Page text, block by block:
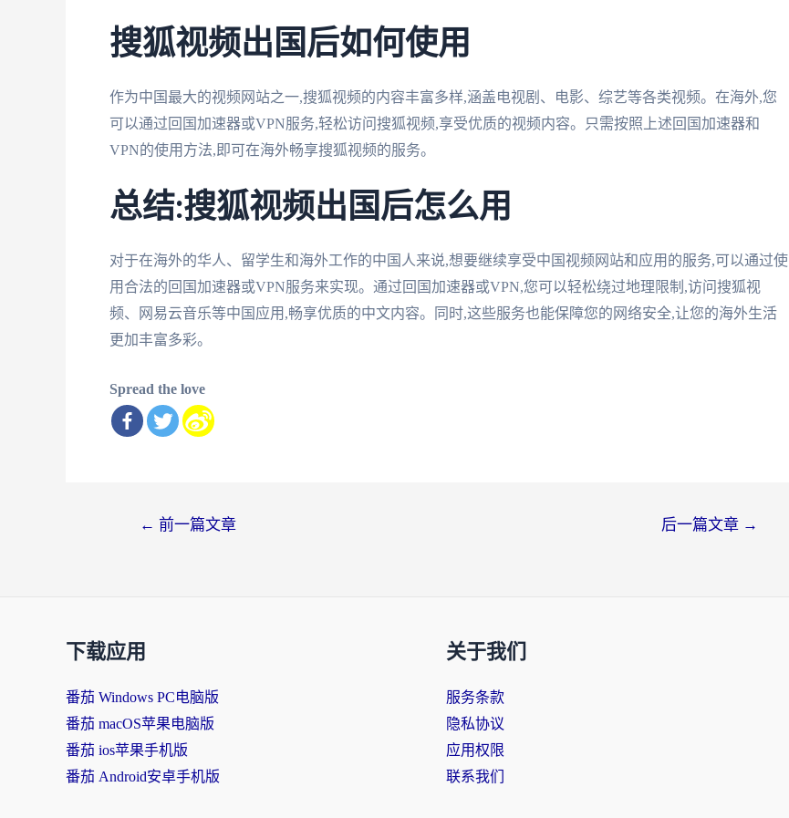
搜狐视频出国后如何使用
作为中国最大的视频网站之一,搜狐视频的内容丰富多样,涵盖电视剧、电影、综艺等各类视频。在海外,您
可以通过回国加速器或VPN服务,轻松访问搜狐视频,享受优质的视频内容。只需按照上述回国加速器和
VPN的使用方法,即可在海外畅享搜狐视频的服务。
总结:搜狐视频出国后怎么用
对于在海外的华人、留学生和海外工作的中国人来说,想要继续享受中国视频网站和应用的服务,可以通过使
用合法的回国加速器或VPN服务来实现。通过回国加速器或VPN,您可以轻松绕过地理限制,访问搜狐视
频、网易云音乐等中国应用,畅享优质的中文内容。同时,这些服务也能保障您的网络安全,让您的海外生活
更加丰富多彩。
Spread the love
← 前一篇文章 后一篇文章 →
下载应用
番茄 Windows PC电脑版
番茄 macOS苹果电脑版
番茄 ios苹果手机版
番茄 Android安卓手机版
关于我们
服务条款
隐私协议
应用权限
联系我们